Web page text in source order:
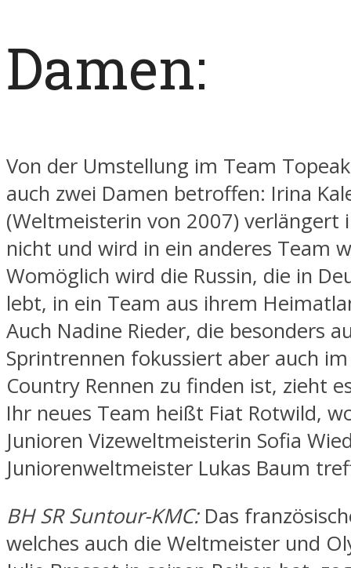
Damen:
Von der Umstellung im Team
auch zwei Damen betroffen: Irina
(Weltmeisterin von 2007) verlängert
nicht und wird in ein anderes Team
Womöglich wird die Russin, die in
lebt, in ein Team aus ihrem
Auch Nadine Rieder, die besonders
Sprintrennen fokussiert aber auch im
Country Rennen zu finden ist, zieht
Ihr neues Team heißt Fiat Rotwild,
Junioren Vizeweltmeisterin Sofia
Juniorenweltmeister Lukas Baum
BH SR Suntour-KMC: Das
welches auch die Weltmeister und